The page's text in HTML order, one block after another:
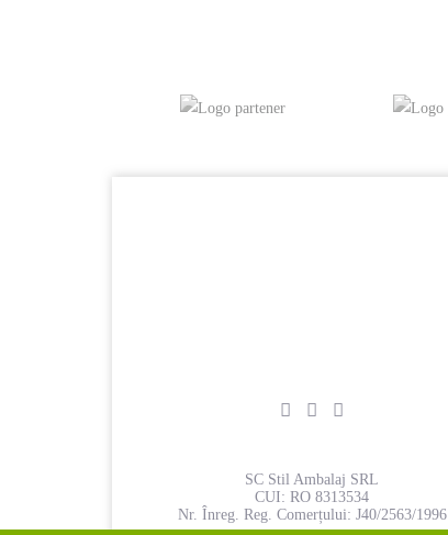
SC Stil Ambalaj SRL
CUI: RO 8313534
Nr. Înreg. Reg. Comerțului: J40/2563/1996